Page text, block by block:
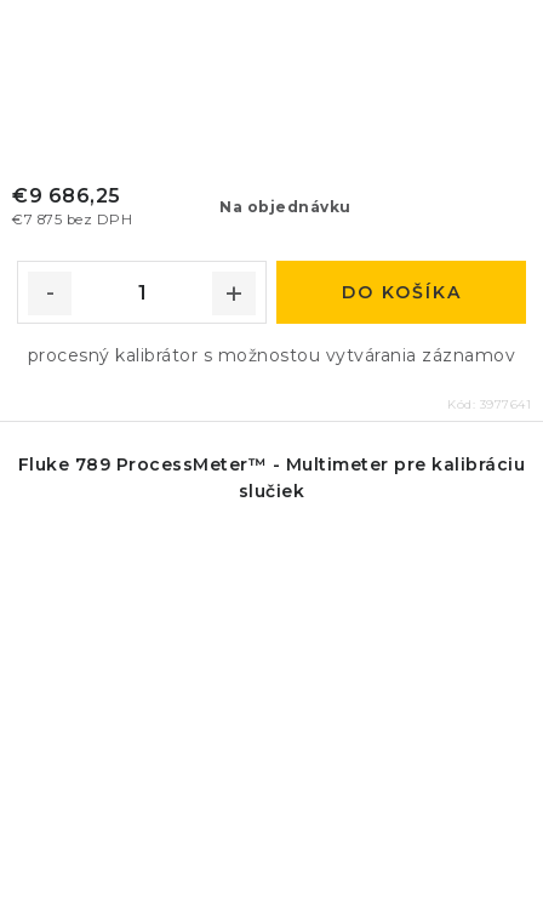
Na objednávku
€7 875 bez DPH
€9 686,25
DO KOŠÍKA
procesný kalibrátor s možnostou vytvárania záznamov
Kód: 3977641
Fluke 789 ProcessMeter™ - Multimeter pre kalibráciu
slučiek